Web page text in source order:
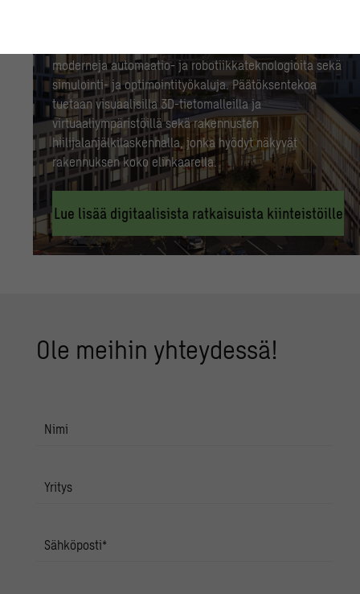
moderneja automaatio- ja robotiikkateknologioita sekä
simulointi- ja optimointityökaluja. Päätöksentekoa
tuetaan visuaalisilla 3D-tietomalleilla ja
virtuaaliympäristöillä sekä rakennusten
hiilijalanjälkilaskennalla, jonka hyödyt näkyvät
rakennuksen koko elinkaarella.
Lue lisää digitaalisista ratkaisuista kiinteistöille
Ole mei­hin yh­tey­des­sä!
Nimi
Yritys
Sähköposti*